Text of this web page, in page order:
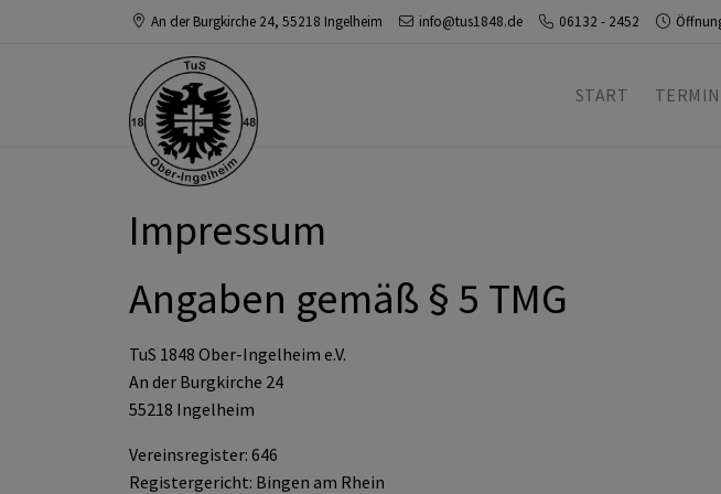
An der Burgkirche 24, 55218 Ingelheim info@tus1848.de 06132 - 2452
START
Impressum
Angaben gemäß § 5 TMG
TuS 1848 Ober-Ingelheim e.V.
An der Burgkirche 24
55218 Ingelheim
Vereinsregister: 646
Registergericht: Bingen am Rhein